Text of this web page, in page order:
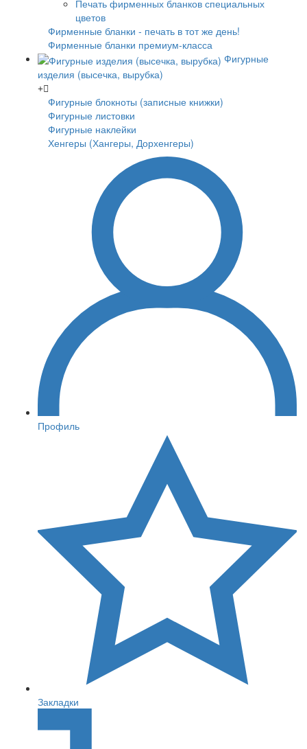
Печать фирменных бланков специальных
цветов
Фирменные бланки - печать в тот же день!
Фирменные бланки премиум-класса
Фигурные
изделия (высечка, вырубка)
Фигурные блокноты (записные книжки)
Фигурные листовки
Фигурные наклейки
Хенгеры (Хангеры, Дорхенгеры)
Профиль
Закладки